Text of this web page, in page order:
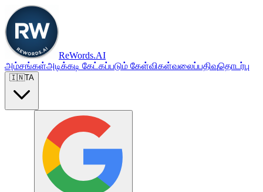
ReWords.AI
அம்சங்கள்அடிக்கடி கேட்கப்படும் கேள்விகள்வலைப்பதிவுதொடர்பு
🇮🇳TA